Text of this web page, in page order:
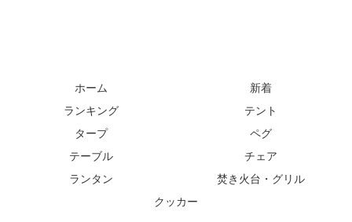
ホーム
新着
ランキング
テント
タープ
ペグ
テーブル
チェア
ランタン
焚き火台・グリル
クッカー